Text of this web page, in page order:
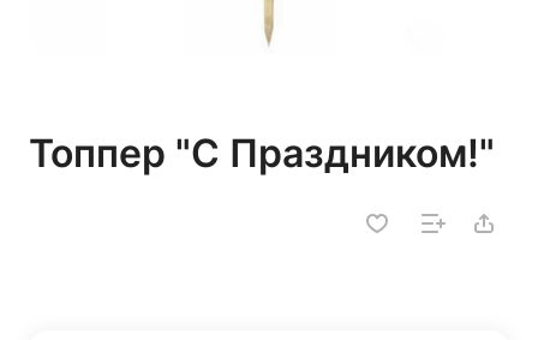
Топпер "С Праздником!"